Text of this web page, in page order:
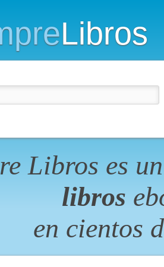
Libros
Libros es
libros
en cientos